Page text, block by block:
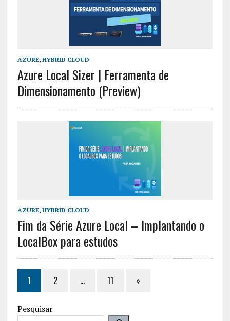
AZURE, HYBRID CLOUD
Azure Local Sizer | Ferramenta de
Dimensionamento (Preview)
AZURE, HYBRID CLOUD
Fim da Série Azure Local – Implantando o
LocalBox para estudos
1 2 … 11 »
Pesquisar